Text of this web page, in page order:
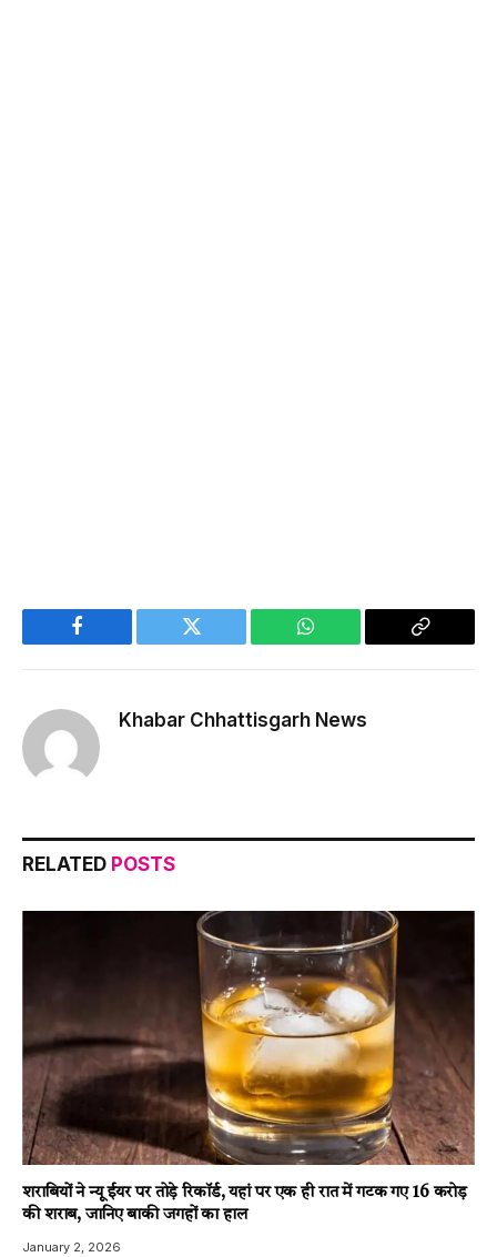
Facebook Twitter WhatsApp
Copy
Khabar Chhattisgarh News
RELATED POSTS
शराबियों ने न्यू ईयर पर तोड़े रिकॉर्ड, यहां पर एक ही रात में गटक गए 16 करोड़
की शराब, जानिए बाकी जगहों का हाल
January 2, 2026